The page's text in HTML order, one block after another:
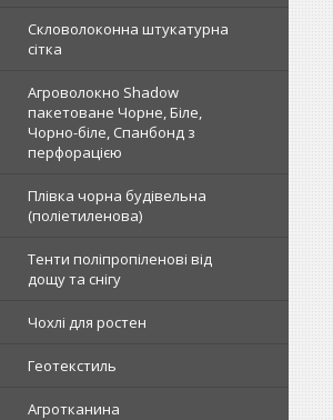
Скловолоконна штукатурна
сітка
Агроволокно Shadow
пакетоване Чорне, Біле,
Чорно-біле, Спанбонд з
перфорацією
Плівка чорна будівельна
(поліетиленова)
Тенти поліпропіленові від
дощу та снігу
Чохлі для ростен
Геотекстиль
Агротканина